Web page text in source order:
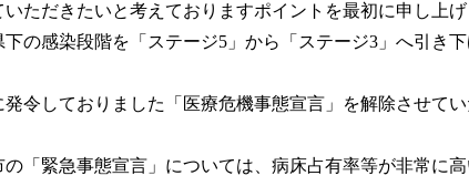
ただきたいと考えておりますポイントを最初に申し上げ
の感染段階を「ステージ5」から「ステージ3」へ引き
発令しておりました「医療危機事態宣言」を解除させて
「緊急事態宣言」については、病床占有率等が非常に